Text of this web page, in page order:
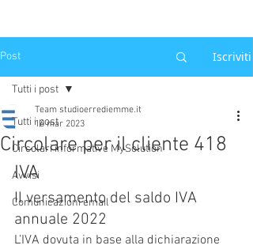
Post Iscriviti
Tutti i post
Circolari informative MySolution
Avvisi
Comunicazioni email
Tutti i post
Circolare per il cliente 418
Team studioerrediemme.it
16 mar 2023
IVA
Il versamento del saldo IVA
annuale 2022
L’IVA dovuta in base alla dichiarazione